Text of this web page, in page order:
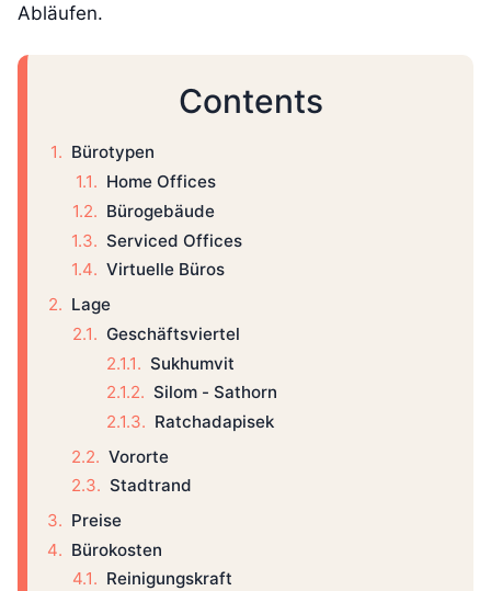
Abläufen.
Contents
Bürotypen
Home Offices
Bürogebäude
Serviced Offices
Virtuelle Büros
Lage
Geschäftsviertel
Sukhumvit
Silom - Sathorn
Ratchadapisek
Vororte
Stadtrand
Preise
Bürokosten
Reinigungskraft